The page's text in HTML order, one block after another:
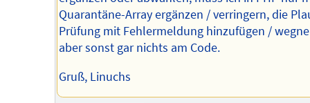
Quarantäne-Array ergänzen / verringern, die
Prüfung mit Fehlermeldung hinzufügen /
aber sonst gar nichts am Code.
Gruß, Linuchs